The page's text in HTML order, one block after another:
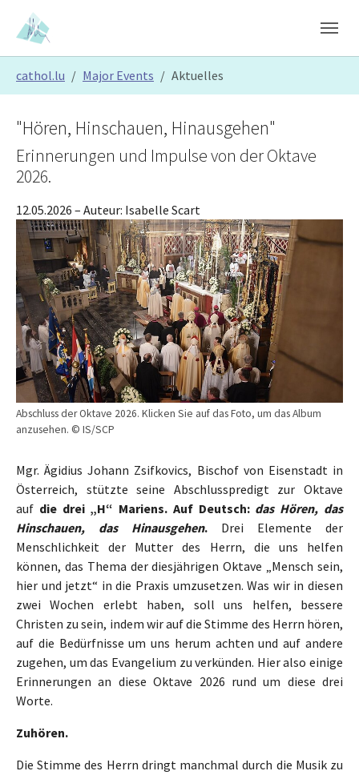
Skip to main content
Skip to page footer
cathol.lu Major Events Aktuelles
Abschluss der Oktave 2026. Klicken Sie auf das Foto, um das Album
anzusehen. © IS/SCP
"Hören, Hinschauen, Hinausgehen"
Erinnerungen und Impulse von der Oktave
2026.
12.05.2026 – Auteur: Isabelle Scart
Mgr. Ägidius Johann Zsifkovics, Bischof von Eisenstadt in
Österreich, stützte seine Abschlusspredigt zur Oktave
auf die drei „H“ Mariens. Auf Deutsch: das Hören, das
Hinschauen, das Hinausgehen. Drei Elemente der
Menschlichkeit der Mutter des Herrn, die uns helfen
können, das Thema der diesjährigen Oktave „Mensch sein,
hier und jetzt“ in die Praxis umzusetzen. Was wir in diesen
zwei Wochen erlebt haben, soll uns helfen, bessere
Christen zu sein, indem wir auf die Stimme des Herrn hören,
auf die Bedürfnisse um uns herum achten und auf andere
zugehen, um das Evangelium zu verkünden. Hier also einige
Erinnerungen an diese Oktave 2026 rund um diese drei
Worte.
Zuhören.
Die Stimme des Herrn dringt manchmal durch die Musik zu